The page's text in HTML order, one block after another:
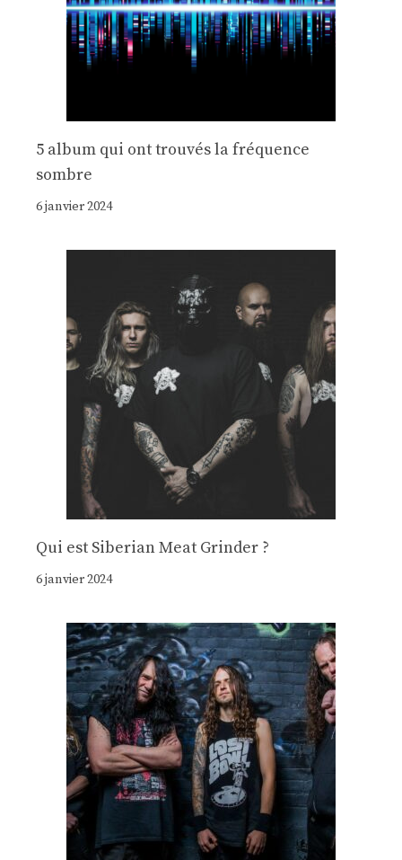
5 album qui ont trouvés la fréquence
sombre
6 janvier 2024
Qui est Siberian Meat Grinder ?
6 janvier 2024